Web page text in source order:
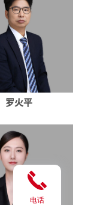
罗火平
电话